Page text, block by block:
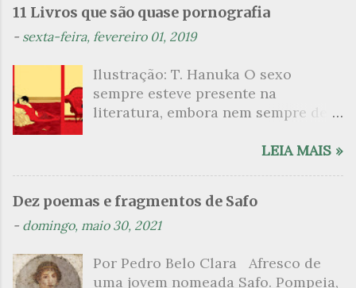
n
t
i
o
11 Livros que são quase pornografia
- sexta-feira, fevereiro 01, 2019
Ilustração: T. Hanuka O sexo
sempre esteve presente na
literatura, embora nem sempre de
que mergulharam em sua própria
psicanalítico e findaram por revelar
a partir dessa intimidade o lado
apresenta um conjunto de livros
nos quais os escritores se
LEIA MAIS »
Dez poemas e fragmentos de Safo
- domingo, maio 30, 2021
Por Pedro Belo Clara Afresco de
uma jovem nomeada Safo. Pompeia,